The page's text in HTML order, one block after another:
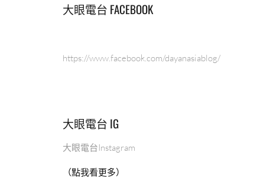
大眼電台 FACEBOOK
https://www.facebook.com/dayanasiablog/
大眼電台 IG
大眼電台Instagram
（點我看更多）